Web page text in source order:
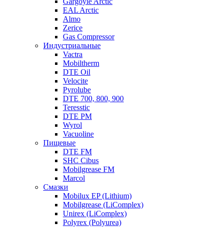
EAL Arctic
Almo
Zerice
Gas Compressor
Индустриальные
Vactra
Mobiltherm
DTE Oil
Velocite
Pyrolube
DTE 700, 800, 900
Teresstic
DTE PM
Wyrol
Vacuoline
Пищевые
DTE FM
SHC Cibus
Mobilgrease FM
Marcol
Смазки
Mobilux EP (Lithium)
Mobilgrease (LiComplex)
Unirex (LiComplex)
Polyrex (Polyurea)